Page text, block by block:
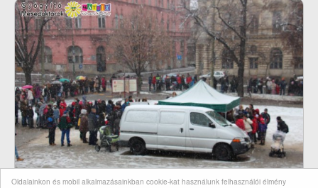
Oldalainkon és mobil alkalmazásainkban cookie-kat használunk felhasználói élmény